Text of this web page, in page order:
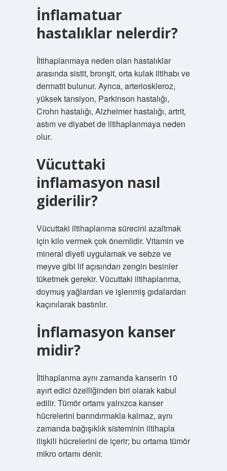
İnflamatuar
hastalıklar nelerdir?
İltihaplanmaya neden olan hastalıklar
arasında sistit, bronşit, orta kulak iltihabı ve
dermatit bulunur. Ayrıca, arterioskleroz,
yüksek tansiyon, Parkinson hastalığı,
Crohn hastalığı, Alzheimer hastalığı, artrit,
astım ve diyabet de iltihaplanmaya neden
olur.
Vücuttaki
inflamasyon nasıl
giderilir?
Vücuttaki iltihaplanma sürecini azaltmak
için kilo vermek çok önemlidir. Vitamin ve
mineral diyeti uygulamak ve sebze ve
meyve gibi lif açısından zengin besinler
tüketmek gerekir. Vücuttaki iltihaplanma,
doymuş yağlardan ve işlenmiş gıdalardan
kaçınılarak bastırılır.
İnflamasyon kanser
midir?
İltihaplanma aynı zamanda kanserin 10
ayırt edici özelliğinden biri olarak kabul
edilir. Tümör ortamı yalnızca kanser
hücrelerini barındırmakla kalmaz, aynı
zamanda bağışıklık sisteminin iltihapla
ilişkili hücrelerini de içerir; bu ortama tümör
mikro ortamı denir.